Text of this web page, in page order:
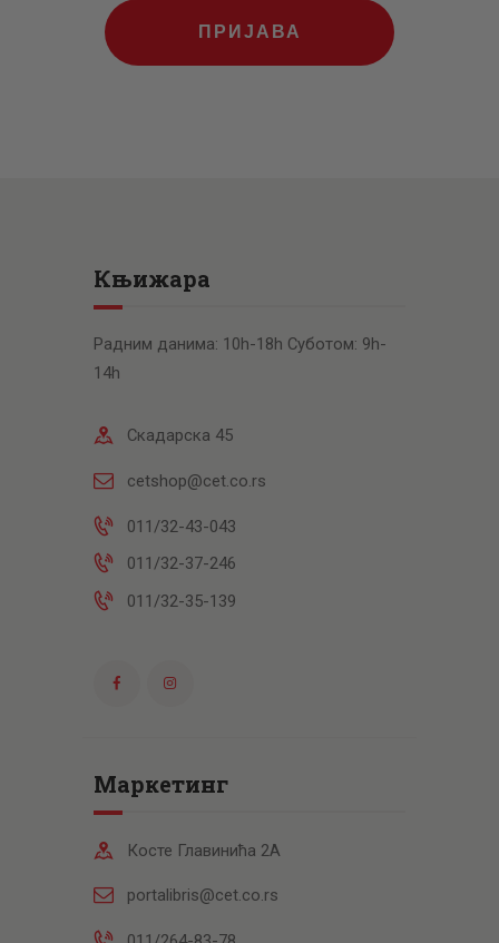
ПРИЈАВА
Књижара
Радним данима: 10h-18h Суботом: 9h-
14h
Скадарска 45
cetshop@cet.co.rs
011/32-43-043
011/32-37-246
011/32-35-139
Маркетинг
Косте Главинића 2А
portalibris@cet.co.rs